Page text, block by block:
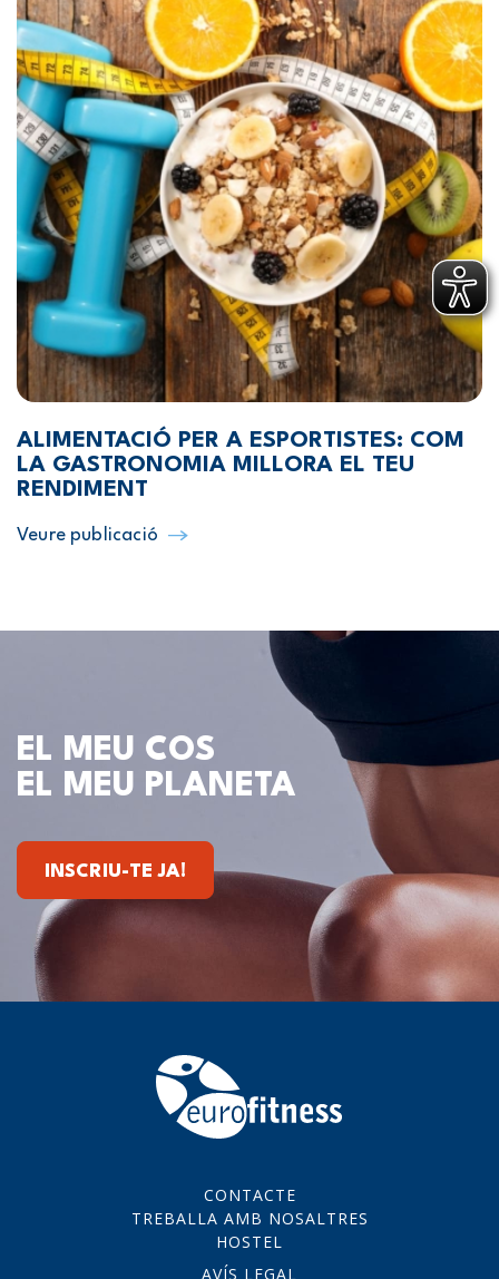
ALIMENTACIÓ PER A ESPORTISTES: COM
LA GASTRONOMIA MILLORA EL TEU
RENDIMENT
Veure publicació
EL MEU COS
EL MEU PLANETA
INSCRIU-TE JA!
CONTACTE
TREBALLA AMB NOSALTRES
HOSTEL
AVÍS LEGAL